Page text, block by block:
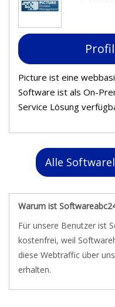
Picture ist eine
Software ist als On-
Service Lösung
Alle
Warum ist
Für unsere Benutzer ist
kostenfrei, weil
diese Webtraffic über
erhalten.